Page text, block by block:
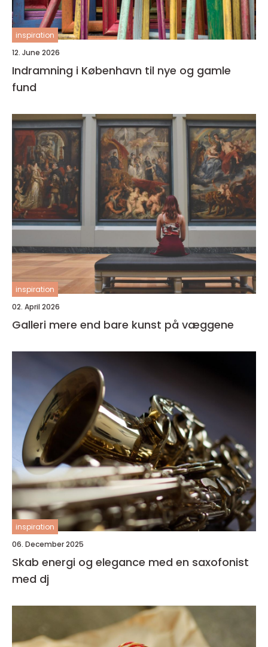
inspiration
12. June 2026
Indramning i København til nye og gamle
fund
inspiration
02. April 2026
Galleri mere end bare kunst på væggene
inspiration
06. December 2025
Skab energi og elegance med en saxofonist
med dj